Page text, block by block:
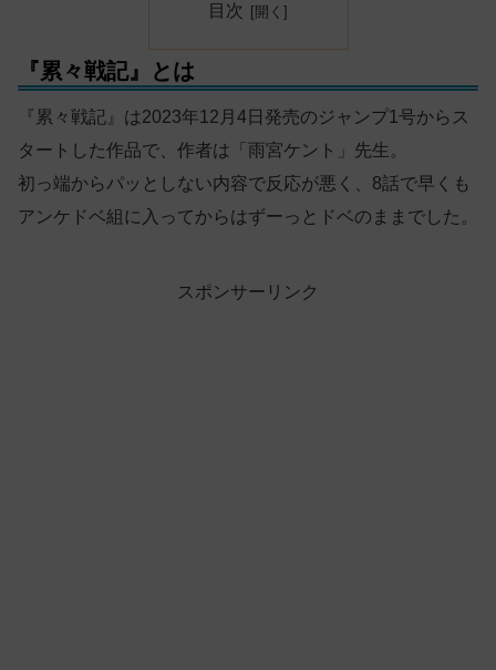
目次
『累々戦記』とは
『累々戦記』は2023年12月4日発売のジャンプ1号からス
タートした作品で、作者は「雨宮ケント」先生。
初っ端からパッとしない内容で反応が悪く、8話で早くも
アンケドベ組に入ってからはずーっとドベのままでした。
スポンサーリンク